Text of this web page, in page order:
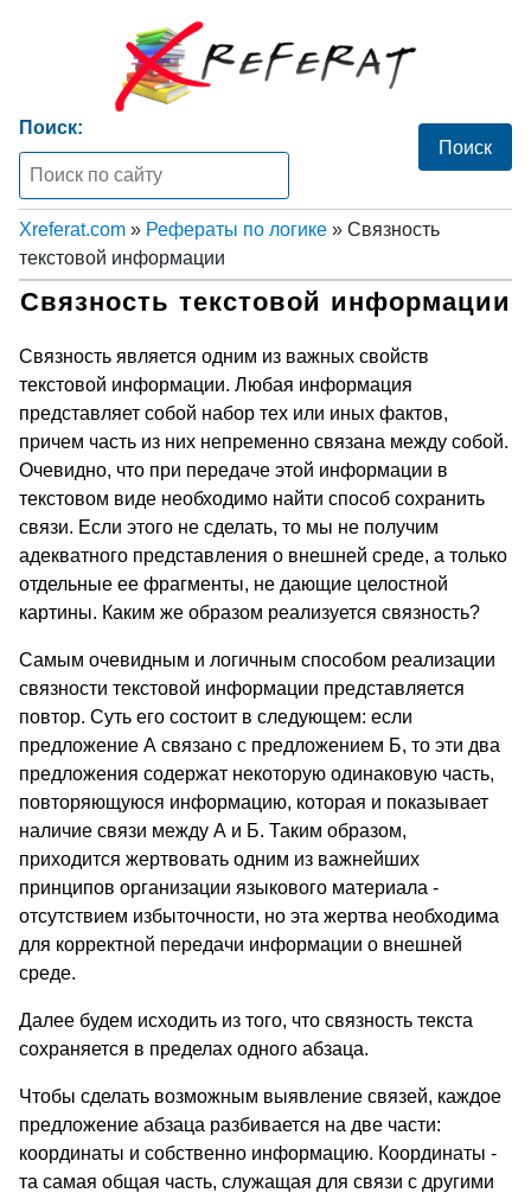
Поиск:
Xreferat.com » Рефераты по логике » Связность
текстовой информации
Связность текстовой информации
Связность является одним из важных свойств
текстовой информации. Любая информация
представляет собой набор тех или иных фактов,
причем часть из них непременно связана между собой.
Очевидно, что при передаче этой информации в
текстовом виде необходимо найти способ сохранить
связи. Если этого не сделать, то мы не получим
адекватного представления о внешней среде, а только
отдельные ее фрагменты, не дающие целостной
картины. Каким же образом реализуется связность?
Самым очевидным и логичным способом реализации
связности текстовой информации представляется
повтор. Суть его состоит в следующем: если
предложение А связано с предложением Б, то эти два
предложения содержат некоторую одинаковую часть,
повторяющуюся информацию, которая и показывает
наличие связи между А и Б. Таким образом,
приходится жертвовать одним из важнейших
принципов организации языкового материала -
отсутствием избыточности, но эта жертва необходима
для корректной передачи информации о внешней
среде.
Далее будем исходить из того, что связность текста
сохраняется в пределах одного абзаца.
Чтобы сделать возможным выявление связей, каждое
предложение абзаца разбивается на две части:
координаты и собственно информацию. Координаты -
та самая общая часть, служащая для связи с другими